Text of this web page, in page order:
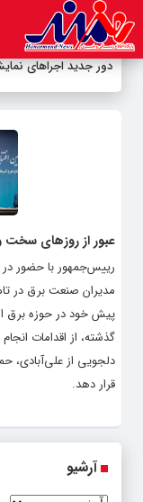
دور جدید اجراهای
عبور از روزهای سخت
رییس‌جمهور با حضور در
مدیران صنعت برق در
پیش خود در حوزه برق
گذشته، از اقدامات
دلجویی از علی‌آبادی،
قرار دهد.
آرشیو